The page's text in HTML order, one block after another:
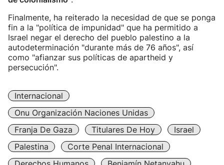
Finalmente, ha reiterado la necesidad de que se ponga
fin a la "política de impunidad" que ha permitido a
Israel negar el derecho del pueblo palestino a la
autodeterminación "durante más de 76 años", así
como "afianzar sus políticas de apartheid y
persecución".
Internacional
Onu Organización Naciones Unidas
Franja De Gaza
Titulares De Hoy
Israel
Palestina
Corte Penal Internacional